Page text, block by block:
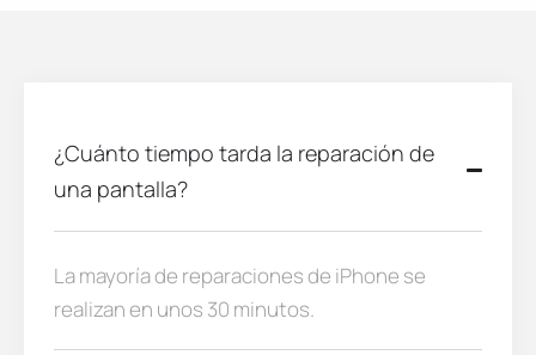
¿Cuánto tiempo tarda la reparación de
una pantalla?
La mayoría de reparaciones de iPhone se
realizan en unos 30 minutos.